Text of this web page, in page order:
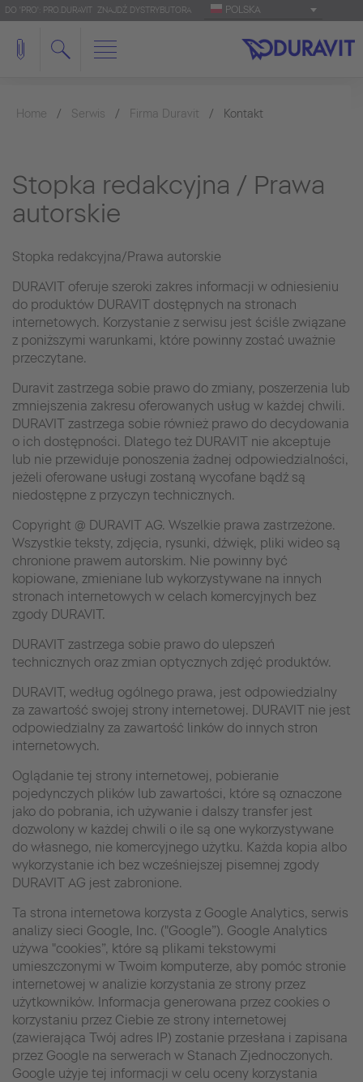
DO 'PRO': PRO.DURAVIT ZNAJDŹ DYSTRYBUTORA POLSKA
Home Serwis Firma Duravit Kontakt
Stopka redakcyjna / Prawa
autorskie
Stopka redakcyjna/Prawa autorskie
DURAVIT oferuje szeroki zakres informacji w odniesieniu
do produktów DURAVIT dostępnych na stronach
internetowych. Korzystanie z serwisu jest ściśle związane
z poniższymi warunkami, które powinny zostać uważnie
przeczytane.
Duravit zastrzega sobie prawo do zmiany, poszerzenia lub
zmniejszenia zakresu oferowanych usług w każdej chwili.
DURAVIT zastrzega sobie również prawo do decydowania
o ich dostępności. Dlatego też DURAVIT nie akceptuje
lub nie przewiduje ponoszenia żadnej odpowiedzialności,
jeżeli oferowane usługi zostaną wycofane bądź są
niedostępne z przyczyn technicznych.
Copyright @ DURAVIT AG. Wszelkie prawa zastrzeżone.
Wszystkie teksty, zdjęcia, rysunki, dźwięk, pliki wideo są
chronione prawem autorskim. Nie powinny być
kopiowane, zmieniane lub wykorzystywane na innych
stronach internetowych w celach komercyjnych bez
zgody DURAVIT.
DURAVIT zastrzega sobie prawo do ulepszeń
technicznych oraz zmian optycznych zdjęć produktów.
DURAVIT, według ogólnego prawa, jest odpowiedzialny
za zawartość swojej strony internetowej. DURAVIT nie jest
odpowiedzialny za zawartość linków do innych stron
internetowych.
Oglądanie tej strony internetowej, pobieranie
pojedynczych plików lub zawartości, które są oznaczone
jako do pobrania, ich używanie i dalszy transfer jest
dozwolony w każdej chwili o ile są one wykorzystywane
do własnego, nie komercyjnego użytku. Każda kopia albo
wykorzystanie ich bez wcześniejszej pisemnej zgody
DURAVIT AG jest zabronione.
Ta strona internetowa korzysta z Google Analytics, serwis
analizy sieci Google, Inc. ("Google”). Google Analytics
używa "cookies”, które są plikami tekstowymi
umieszczonymi w Twoim komputerze, aby pomóc stronie
internetowej w analizie korzystania ze strony przez
użytkowników. Informacja generowana przez cookies o
korzystaniu przez Ciebie ze strony internetowej
(zawierająca Twój adres IP) zostanie przesłana i zapisana
przez Google na serwerach w Stanach Zjednoczonych.
Google użyje tej informacji w celu oceny korzystania